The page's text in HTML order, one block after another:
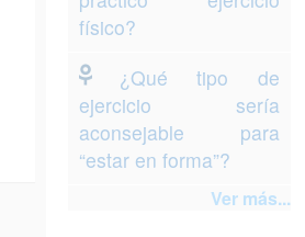
físico?
¿Qué tipo de
ejercicio sería
aconsejable para
“estar en forma”?
Ver más...